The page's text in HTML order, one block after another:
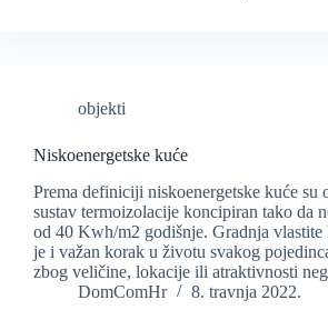
objekti
Niskoenergetske kuće
Prema definiciji niskoenergetske kuće su
sustav termoizolacije koncipiran tako da
od 40 Kwh/m2 godišnje. Gradnja
je i važan korak u životu svakog
zbog veličine, lokacije ili atraktivnosti
DomComHr
8. travnja 2022.